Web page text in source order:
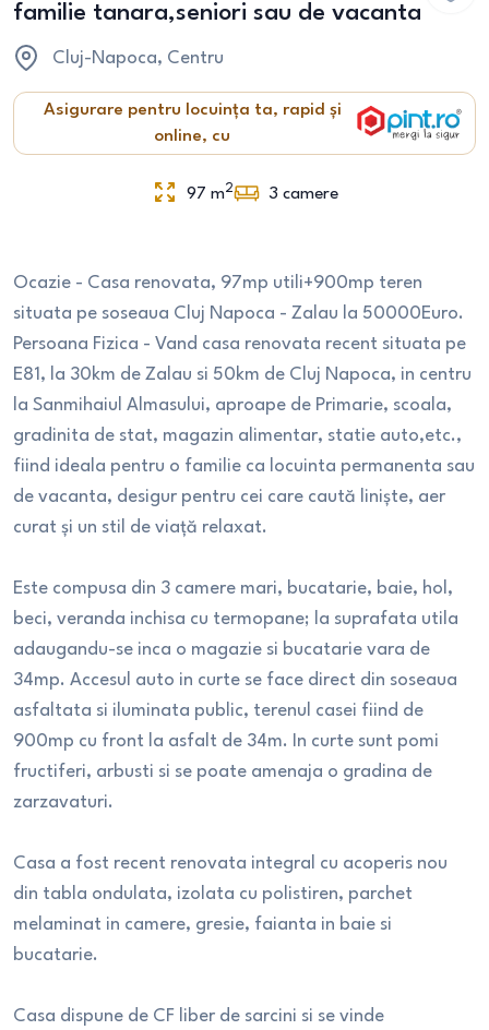
familie tanara,seniori sau de vacanta
Cluj-Napoca, Centru
Asigurare pentru locuința ta, rapid și
online, cu
97 m2 3 camere
Ocazie - Casa renovata, 97mp utili+900mp teren
situata pe soseaua Cluj Napoca - Zalau la 50000Euro.
Persoana Fizica - Vand casa renovata recent situata pe
E81, la 30km de Zalau si 50km de Cluj Napoca, in centru
la Sanmihaiul Almasului, aproape de Primarie, scoala,
gradinita de stat, magazin alimentar, statie auto,etc.,
fiind ideala pentru o familie ca locuinta permanenta sau
de vacanta, desigur pentru cei care caută liniște, aer
curat și un stil de viață relaxat.
Este compusa din 3 camere mari, bucatarie, baie, hol,
beci, veranda inchisa cu termopane; la suprafata utila
adaugandu-se inca o magazie si bucatarie vara de
34mp. Accesul auto in curte se face direct din soseaua
asfaltata si iluminata public, terenul casei fiind de
900mp cu front la asfalt de 34m. In curte sunt pomi
fructiferi, arbusti si se poate amenaja o gradina de
zarzavaturi.
Casa a fost recent renovata integral cu acoperis nou
din tabla ondulata, izolata cu polistiren, parchet
melaminat in camere, gresie, faianta in baie si
bucatarie.
Casa dispune de CF liber de sarcini si se vinde